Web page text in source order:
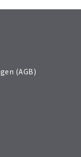
(AGB)